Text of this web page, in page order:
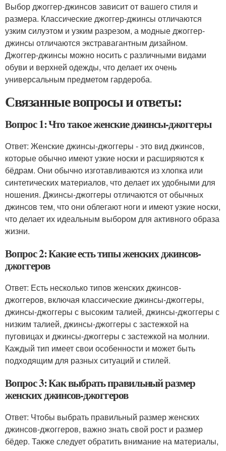
Выбор джоггер-джинсов зависит от вашего стиля и
размера. Классические джоггер-джинсы отличаются
узким силуэтом и узким разрезом, а модные джоггер-
джинсы отличаются экстравагантным дизайном.
Джоггер-джинсы можно носить с различными видами
обуви и верхней одежды, что делает их очень
универсальным предметом гардероба.
Связанные вопросы и ответы:
Вопрос 1: Что такое женские джинсы-джоггеры
Ответ: Женские джинсы-джоггеры - это вид джинсов,
которые обычно имеют узкие носки и расширяются к
бёдрам. Они обычно изготавливаются из хлопка или
синтетических материалов, что делает их удобными для
ношения. Джинсы-джоггеры отличаются от обычных
джинсов тем, что они облегают ноги и имеют узкие носки,
что делает их идеальным выбором для активного образа
жизни.
Вопрос 2: Какие есть типы женских джинсов-
джоггеров
Ответ: Есть несколько типов женских джинсов-
джоггеров, включая классические джинсы-джоггеры,
джинсы-джоггеры с высоким талией, джинсы-джоггеры с
низким талией, джинсы-джоггеры с застежкой на
пуговицах и джинсы-джоггеры с застежкой на молнии.
Каждый тип имеет свои особенности и может быть
подходящим для разных ситуаций и стилей.
Вопрос 3: Как выбрать правильный размер
женских джинсов-джоггеров
Ответ: Чтобы выбрать правильный размер женских
джинсов-джоггеров, важно знать свой рост и размер
бёдер. Также следует обратить внимание на материалы,